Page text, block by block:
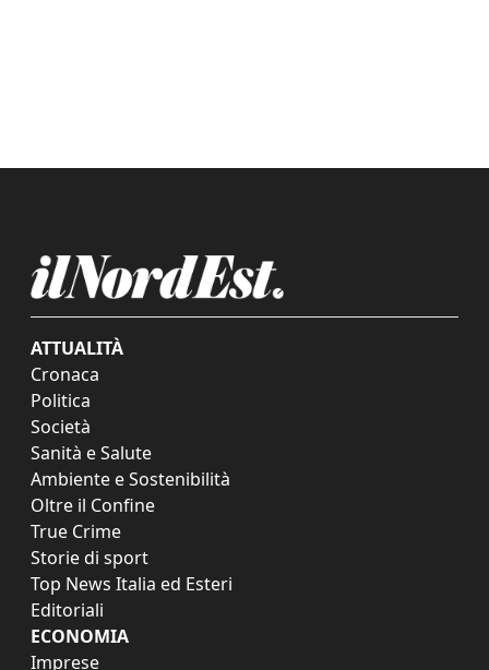
ATTUALITÀ
Cronaca
Politica
Società
Sanità e Salute
Ambiente e Sostenibilità
Oltre il Confine
True Crime
Storie di sport
Top News Italia ed Esteri
Editoriali
ECONOMIA
Imprese